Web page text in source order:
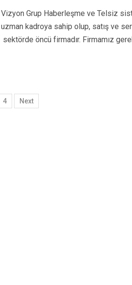
Vizyon Grup Haberleşme ve Telsiz
uzman kadroya sahip olup, satış ve
sektörde öncü firmadır. Firmamız
4 Next